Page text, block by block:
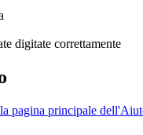
digitate correttamente
pagina principale